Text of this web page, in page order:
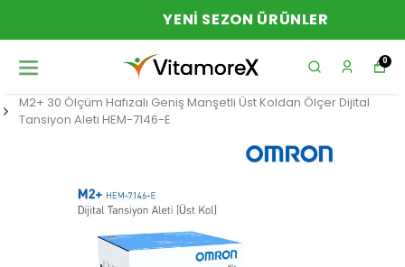
YENI SEZON ÜRÜNLER
0
M2+ 30 Ölçüm Hafızalı Geniş Manşetli Üst Koldan Ölçer Dijital
Tansiyon Aleti HEM-7146-E